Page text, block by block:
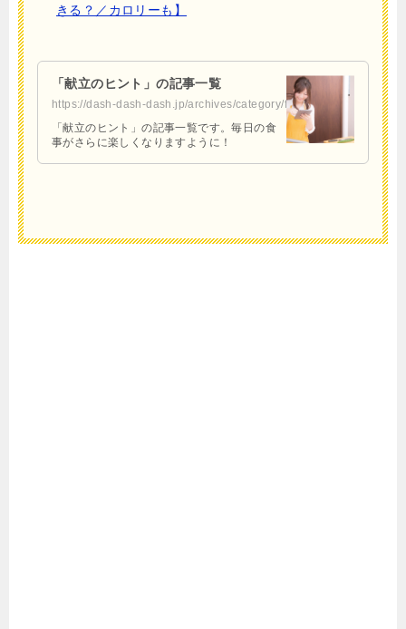
きる？／カロリーも】
「献立のヒント」の記事一覧
https://dash-dash-dash.jp/archives/category/food/meal
「献立のヒント」の記事一覧です。毎日の食
事がさらに楽しくなりますように！